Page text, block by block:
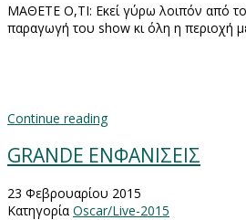
ΜΑΘΕΤΕ Ο,ΤΙ: Εκεί γύρω λοιπόν από το
παραγωγή του show κι όλη η περιοχή
Continue reading
GRANDE ΕΝΦΑΝΙΣΕΙΣ
23 Φεβρουαρίου 2015
Κατηγορία Oscar/Live-2015